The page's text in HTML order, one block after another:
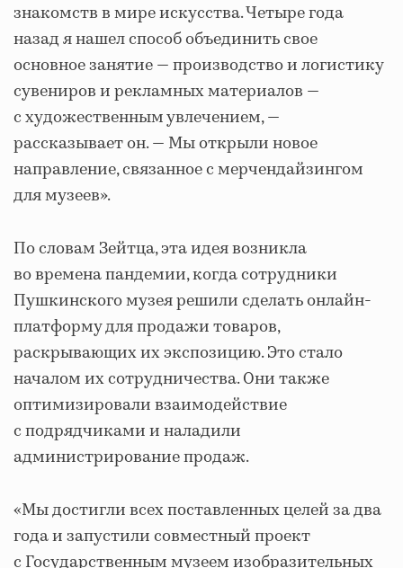
знакомств в мире искусства. Четыре года
назад я нашел способ объединить свое
основное занятие — производство и логистику
сувениров и рекламных материалов —
с художественным увлечением, —
рассказывает он. — Мы открыли новое
направление, связанное с мерчендайзингом
для музеев».
По словам Зейтца, эта идея возникла
во времена пандемии, когда сотрудники
Пушкинского музея решили сделать онлайн-
платформу для продажи товаров,
раскрывающих их экспозицию. Это стало
началом их сотрудничества. Они также
оптимизировали взаимодействие
с подрядчиками и наладили
администрирование продаж.
«Мы достигли всех поставленных целей за два
года и запустили совместный проект
с Государственным музеем изобразительных